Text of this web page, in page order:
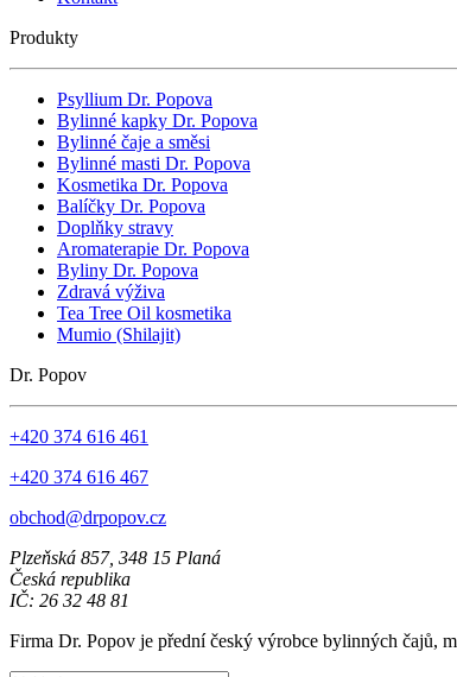
Produkty
Psyllium Dr. Popova
Bylinné kapky Dr. Popova
Bylinné čaje a směsi
Bylinné masti Dr. Popova
Kosmetika Dr. Popova
Balíčky Dr. Popova
Doplňky stravy
Aromaterapie Dr. Popova
Byliny Dr. Popova
Zdravá výživa
Tea Tree Oil kosmetika
Mumio (Shilajit)
Dr. Popov
+420 374 616 461
+420 374 616 467
obchod@drpopov.cz
Plzeňská 857, 348 15 Planá
Česká republika
IČ: 26 32 48 81
Firma Dr. Popov je přední český výrobce bylinných čajů,